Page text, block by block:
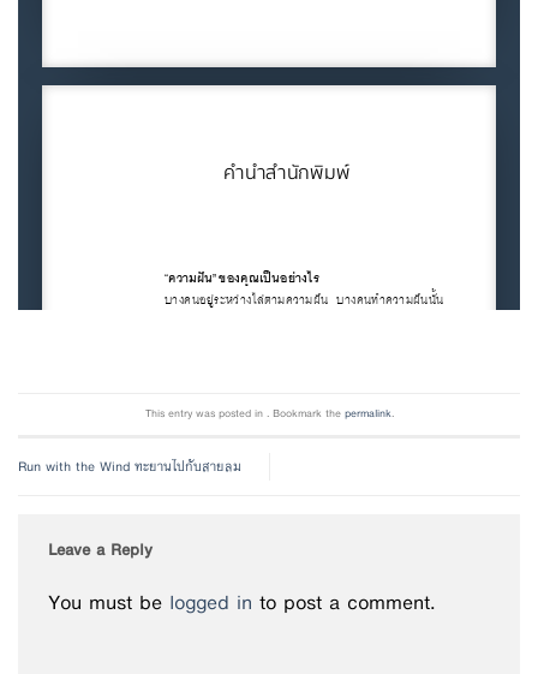
This entry was posted in . Bookmark thepermalink.
Run with the Wind ทะยานไปกับสายลม
Leave a Reply
You must be logged in to post a comment.